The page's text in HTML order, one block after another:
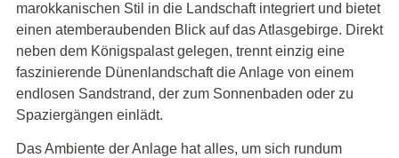
marokkanischen Stil in die Landschaft integriert und bietet
einen atemberaubenden Blick auf das Atlasgebirge. Direkt
neben dem Königspalast gelegen, trennt einzig eine
faszinierende Dünenlandschaft die Anlage von einem
endlosen Sandstrand, der zum Sonnenbaden oder zu
Spaziergängen einlädt.
Das Ambiente der Anlage hat alles, um sich rundum